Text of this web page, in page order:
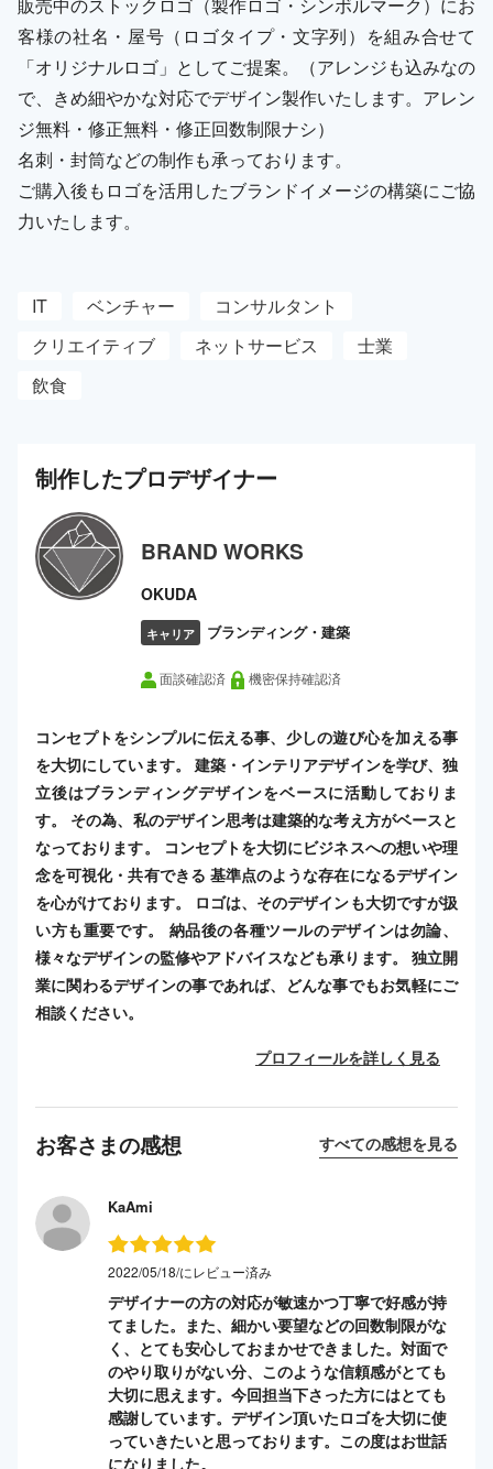
客様の社名・屋号（ロゴタイプ・文字列）を組み合せて
「オリジナルロゴ」としてご提案。（アレンジも込みなの
で、きめ細やかな対応でデザイン製作いたします。アレン
ジ無料・修正無料・修正回数制限ナシ）
名刺・封筒などの制作も承っております。
ご購入後もロゴを活用したブランドイメージの構築にご協
力いたします。
IT ベンチャー
コンサルタント
クリエイティブ
ネットサービス
士業
飲食
制作したプロデザイナー
BRAND WORKS
OKUDA
キャリア ブランディング・建築
面談確認済 機密保持確認済
コンセプトをシンプルに伝える事、少しの遊び心を加える事
を大切にしています。 建築・インテリアデザインを学び、独
立後はブランディングデザインをベースに活動しておりま
す。 その為、私のデザイン思考は建築的な考え方がベースと
なっております。 コンセプトを大切にビジネスへの想いや理
念を可視化・共有できる 基準点のような存在になるデザイン
を心がけております。 ロゴは、そのデザインも大切ですが扱
い方も重要です。 納品後の各種ツールのデザインは勿論、
様々なデザインの監修やアドバイスなども承ります。 独立開
業に関わるデザインの事であれば、どんな事でもお気軽にご
相談ください。
プロフィールを詳しく見る
お客さまの感想 すべての感想を見る
KaAmi
2022/05/18/にレビュー済み
デザイナーの方の対応が敏速かつ丁寧で好感が持
てました。また、細かい要望などの回数制限がな
く、とても安心しておまかせできました。対面で
のやり取りがない分、このような信頼感がとても
大切に思えます。今回担当下さった方にはとても
感謝しています。デザイン頂いたロゴを大切に使
っていきたいと思っております。この度はお世話
になりました。